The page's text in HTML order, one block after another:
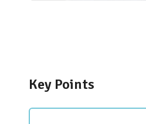
Key Points